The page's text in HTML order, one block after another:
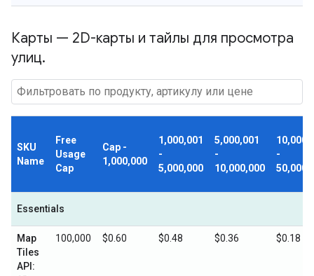
Карты — 2D-карты и тайлы для просмотра
улиц.
SKU
Name
Free
Usage
Cap
Cap -
1,000,000
1,000,001
-
5,000,000
5,000,001
-
10,000,000
-
Essentials
Map
Tiles
API:
100,000 $0.60 $0.48 $0.36 $0.18